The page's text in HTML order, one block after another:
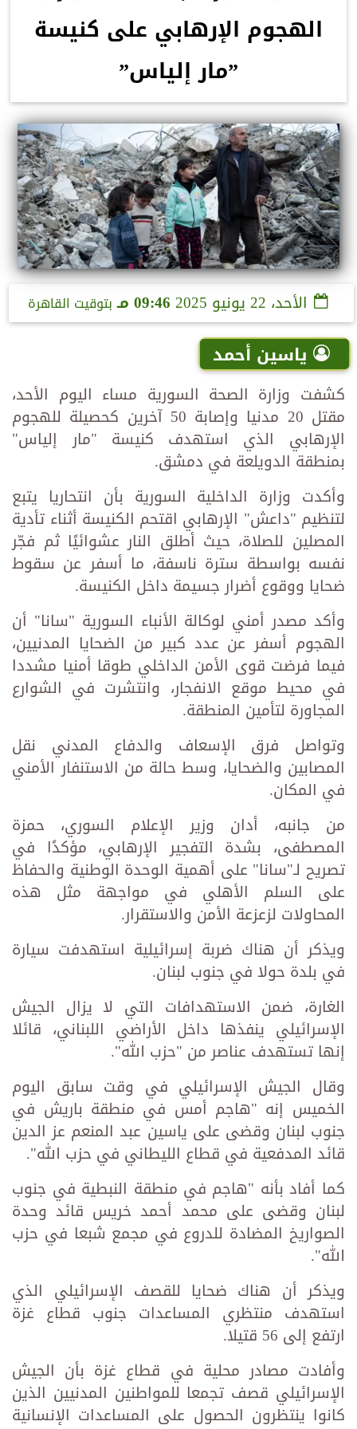
الهجوم الإرهابي على كنيسة
”مار إلياس”
الأحد، 22 يونيو 2025 09:46 مـ بتوقيت القاهرة
ياسين أحمد
كشفت وزارة الصحة السورية مساء اليوم الأحد،
مقتل 20 مدنيا وإصابة 50 آخرين كحصيلة للهجوم
الإرهابي الذي استهدف كنيسة "مار إلياس"
بمنطقة الدويلعة في دمشق.
وأكدت وزارة الداخلية السورية بأن انتحاريا يتبع
لتنظيم "داعش" الإرهابي اقتحم الكنيسة أثناء تأدية
المصلين للصلاة، حيث أطلق النار عشوائيًا ثم فجّر
نفسه بواسطة سترة ناسفة، ما أسفر عن سقوط
ضحايا ووقوع أضرار جسيمة داخل الكنيسة.
وأكد مصدر أمني لوكالة الأنباء السورية "سانا" أن
الهجوم أسفر عن عدد كبير من الضحايا المدنيين،
فيما فرضت قوى الأمن الداخلي طوقا أمنيا مشددا
في محيط موقع الانفجار، وانتشرت في الشوارع
المجاورة لتأمين المنطقة.
وتواصل فرق الإسعاف والدفاع المدني نقل
المصابين والضحايا، وسط حالة من الاستنفار الأمني
في المكان.
من جانبه، أدان وزير الإعلام السوري، حمزة
المصطفى، بشدة التفجير الإرهابي، مؤكدًا في
تصريح لـ"سانا" على أهمية الوحدة الوطنية والحفاظ
على السلم الأهلي في مواجهة مثل هذه
المحاولات لزعزعة الأمن والاستقرار.
ويذكر أن هناك ضربة إسرائيلية استهدفت سيارة
في بلدة حولا في جنوب لبنان.
الغارة، ضمن الاستهدافات التي لا يزال الجيش
الإسرائيلي ينفذها داخل الأراضي اللبناني، قائلا
إنها تستهدف عناصر من "حزب الله".
وقال الجيش الإسرائيلي في وقت سابق اليوم
الخميس إنه "هاجم أمس في منطقة باريش في
جنوب لبنان وقضى على ياسين عبد المنعم عز الدين
قائد المدفعية في قطاع الليطاني في حزب الله".
كما أفاد بأنه ‏"هاجم في منطقة النبطية في جنوب
لبنان وقضى على محمد أحمد خريس قائد وحدة
الصواريخ المضادة للدروع في مجمع شبعا في حزب
الله".
ويذكر أن هناك ضحايا للقصف الإسرائيلي الذي
استهدف منتظري المساعدات جنوب قطاع غزة
ارتفع إلى 56 قتيلا.
وأفادت مصادر محلية في قطاع غزة بأن الجيش
الإسرائيلي قصف تجمعا للمواطنين المدنيين الذين
كانوا ينتظرون الحصول على المساعدات الإنسانية